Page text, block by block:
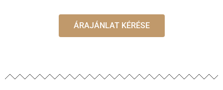
ÁRAJÁNLAT KÉRÉSE